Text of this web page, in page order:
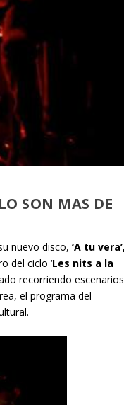
SON MAS DE
nuevo disco,‘A tu
del ciclo ‘Les nits a la
recorriendo escenarios
el programa del